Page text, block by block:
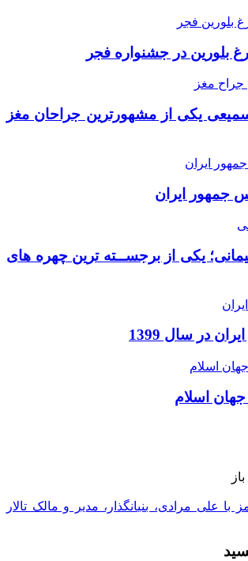
بلورین در جشنواره فجر
یکی از مشهورترین جراحان مغز
جمهور ایران
یکی از برجســته ترین چهره های
در سال 1399
اسلام
با علی مرادی، بنیانگذار، مدیر و مالک تالار